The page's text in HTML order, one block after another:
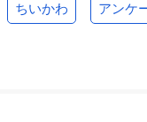
ちいかわ アンケ